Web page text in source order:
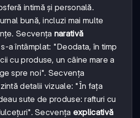
intimă și personală.
bună, incluzi mai multe
Secvența narativă
a întâmplat: "Deodata, în timp
cu produse, un câine mare a
spre noi". Secvența
detalii vizuale: "În fața
sute de produse: rafturi cu
Secvența explicativă